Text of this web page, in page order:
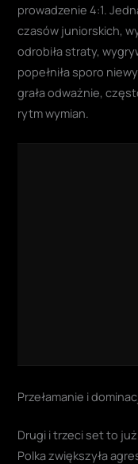
prowadzenie 4:1.
czasów juniorskich,
odrobiła straty,
popełniła sporo
grała odważnie,
rytm wymian.
Przełamanie i
Drugi i trzeci set to
Polka zwiększyła